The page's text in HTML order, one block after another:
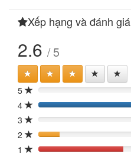
Xếp hạng và đánh giá
2.6 / 5
5 0%
4
100%
3
0%
2
20%
1
80%